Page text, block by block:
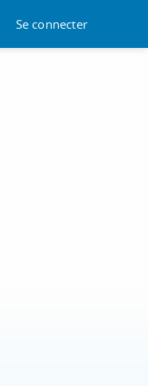
Se connecter